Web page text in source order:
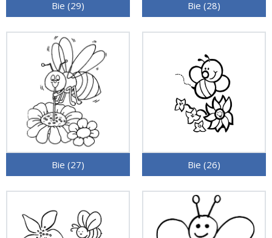
Bie (29) Bie (28)
Bie (27) Bie (26)